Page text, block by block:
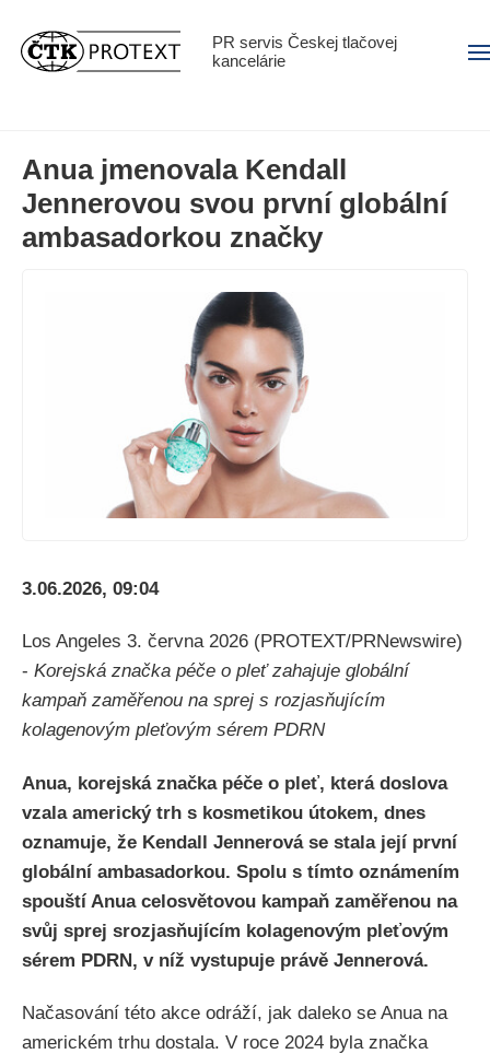
PR servis Českej tlačovej
kancelárie
Anua jmenovala Kendall
Jennerovou svou první globální
ambasadorkou značky
3.06.2026, 09:04
Los Angeles 3. června 2026 (PROTEXT/PRNewswire)
- Korejská značka péče o pleť zahajuje globální
kampaň zaměřenou na sprej s rozjasňujícím
kolagenovým pleťovým sérem PDRN
Anua, korejská značka péče o pleť, která doslova
vzala americký trh s kosmetikou útokem, dnes
oznamuje, že Kendall Jennerová se stala její první
globální ambasadorkou. Spolu s tímto oznámením
spouští Anua celosvětovou kampaň zaměřenou na
svůj sprej srozjasňujícím kolagenovým pleťovým
sérem PDRN, v níž vystupuje právě Jennerová.
Načasování této akce odráží, jak daleko se Anua na
americkém trhu dostala. V roce 2024 byla značka